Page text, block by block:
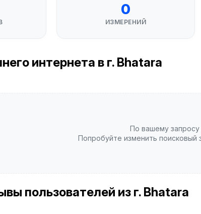
0
ИЗМЕРЕНИЙ
интернета в г. Bhatara
По вашему запросу
Попробуйте изменить поисковый
пользователей из г. Bhatara